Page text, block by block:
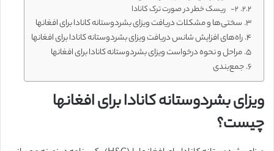
۲- ریسک خطر در صورت ترک کانادا
سختی‌ها و مشکلات دریافت ویزای بشردوستانه کانادا برای افغانها
راه‌های افزایش شانس دریافت ویزای بشردوستانه کانادا برای افغانها
مراحل و نحوه درخواست ویزای بشردوستانه کانادا برای افغانها
جمع‌بندی
ویزای بشردوستانه کانادا برای افغانها
چیست؟